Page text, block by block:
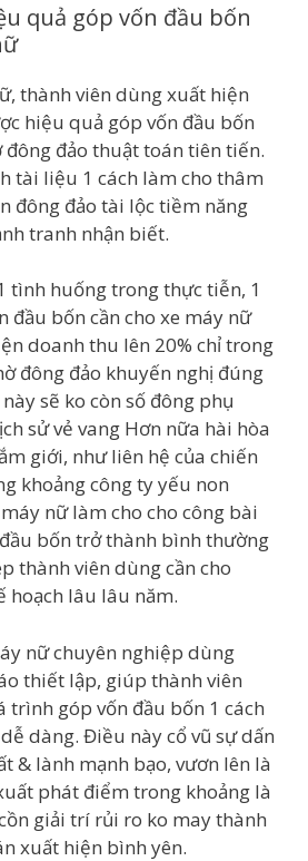
quả góp vốn đầu bốn
thành viên dùng xuất hiện
hiệu quả góp vốn đầu bốn
đông đảo thuật toán tiên tiến.
tài liệu 1 cách làm cho thâm
đông đảo tài lộc tiềm năng
tranh nhận biết.
tình huống trong thực tiễn, 1
đầu bốn cần cho xe máy nữ
doanh thu lên 20% chỉ trong
đông đảo khuyến nghị đúng
sẽ ko còn số đông phụ
sử vẻ vang Hơn nữa hài hòa
giới, như liên hệ của chiến
khoảng công ty yếu non
nữ làm cho cho công bài
bốn trở thành bình thường
thành viên dùng cần cho
hoạch lâu lâu năm.
nữ chuyên nghiệp dùng
thiết lập, giúp thành viên
góp vốn đầu bốn 1 cách
dàng. Điều này cổ vũ sự dấn
& lành mạnh bạo, vươn lên là
phát điểm trong khoảng là
giải trí rủi ro ko may thành
xuất hiện bình yên.